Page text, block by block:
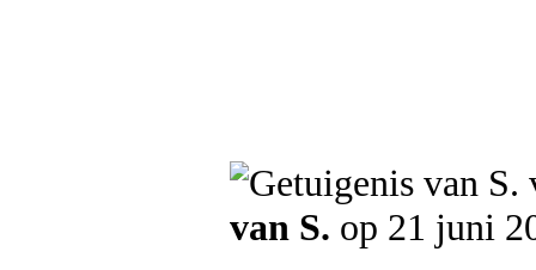
van S. op 21 juni